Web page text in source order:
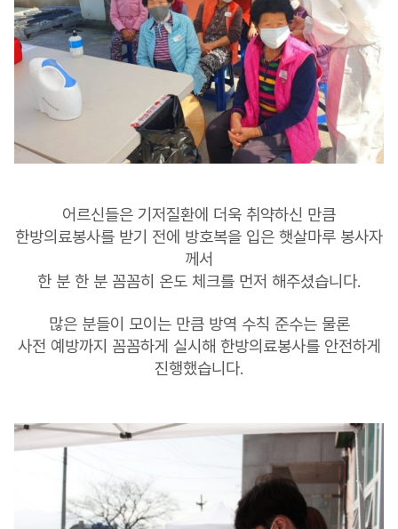
어르신들은 기저질환에 더욱 취약하신 만큼
한방의료봉사를 받기 전에 방호복을 입은 햇살마루 봉사자
께서
한 분 한 분 꼼꼼히 온도 체크를 먼저 해주셨습니다.
많은 분들이 모이는 만큼 방역 수칙 준수는 물론
사전 예방까지 꼼꼼하게 실시해 한방의료봉사를 안전하게
진행했습니다.